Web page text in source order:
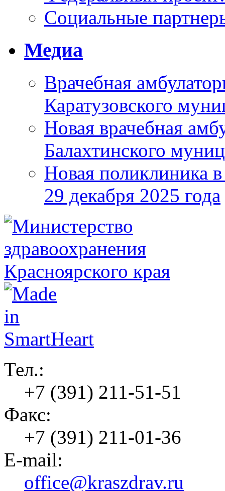
Социальные
Медиа
Врачебная
Каратузовского
Новая врачебная
Балахтинского
Новая поликлиника
29 декабря 2025 года
Тел.:
+7 (391) 211-51-51
Факс:
+7 (391) 211-01-36
E-mail:
office@kraszdrav.ru